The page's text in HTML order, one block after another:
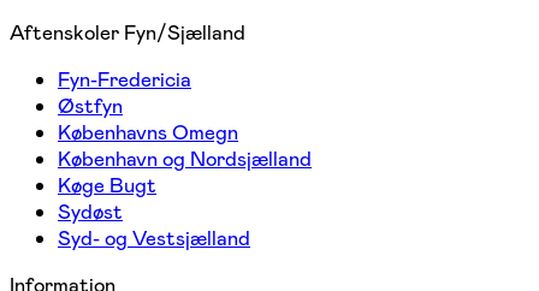
Aftenskoler Fyn/Sjælland
Fyn-Fredericia
Østfyn
Københavns Omegn
København og Nordsjælland
Køge Bugt
Sydøst
Syd- og Vestsjælland
Information